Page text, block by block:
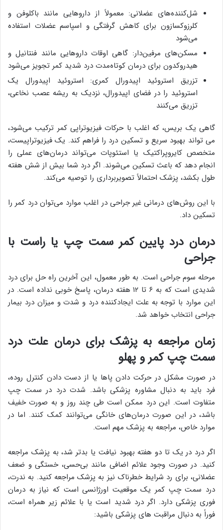
شل‌کننده‌های عضلانی: معمولاً از داروهایی مانند باکلوفن و
کلرزوکسازون برای کاهش گرفتگی و اسپاسم عضلات استفاده
می‌شود
مسکن‌های مرفین‌دار: گاهی اوقات داروهایی مانند فنتانیل و
هیدروکدون برای درمان کوتاه‌مدت درد شدید کمر تجویز می‌شود
تزریق استروئید اپیدورال کمری: استروئید اپیدورال یک
استروئید را در فضای اپیدورال، نزدیک به ریشه عصب نخاعی،
تزریق می‌کنند
گاهی یک بریس، که اغلب با حرکات فیزیوتراپی کمر ترکیب می‌شود،
می تواند بهبود سریع و تسکین درد را فراهم کند. یک فیزیوتراپیست،
متخصص کایروپراکتیک یا استئوپات می‌تواند درمان‌های عملی را
انجام دهد که باعث تسکین می‌شوند. اگر درد شما بیش از شش هفته
طول بکشد، پزشک احتمالاً تصویربرداری را توصیه می‌کند.
با این روش‌های درمانی غیر جراحی در اغلب موارد می‌توان درد کمر را
تسکین داد.
درمان درد پایین کمر سمت چپ یا راست با
جراحی
مرحله سوم جراحی است. به طور معمول، این آخرین راه حل برای درد
شدیدی است که به ۶ تا ۱۲ هفته درمان، پاسخ خوبی نداده است. در
این موارد با توجه به علت ایجادکننده درد و شدت و میزان درد بیمار
جراحی انتخاب خواهد شد.
زمان مراجعه به پزشک برای درمان علت درد
سمت چپ کمر و پهلو
در صورت مشکل در حرکت دادن پاها یا از دست دادن کنترل روده،
فرد باید به دنبال مشاوره پزشکی باشد. شدت درد در سمت چپ
متفاوت است. این درد ممکن است طی چند روز و به صورت خفیف
باشد، در این صورت درمان‌های خانگی می‌توانند کمک کنند. اما در
موارد خاص، مراجعه به پزشک مهم است.
اگر درد در یک تا دو هفته بهبود نیافت یا بدتر شد، به پزشک مراجعه
کنید. در صورت وجود علائم اضافی مانند بی‌حسی، خستگی و ضعف
عضلانی، برای رد شرایط خطرناک نیز به پزشک مراجعه کنید. به ندرت،
درد سمت چپ کمر یک موقعیت اورژانسی است که نیاز به درمان
فوری پزشکی دارد. اگر درد شدید است یا با علائم زیر همراه است،
فوراً به دنبال مراقبت های پزشکی باشید: